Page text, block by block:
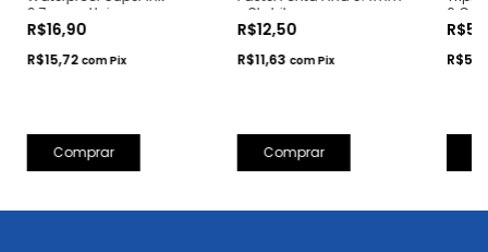
0.7mm - Uni
R$16,90
R$15,72 comPix
Comprar
- Stabilo
R$12,50
R$11,63 comPix
Comprar
6